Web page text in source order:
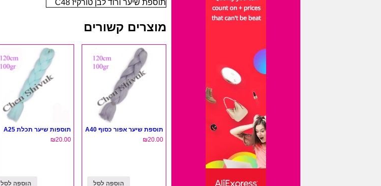
תוספת שיער ורוד לבן טורקיז C48
מוצרים קשורים
תוספת שיער אפור כסוף A40
₪20.00
הוספה לסל
תוספות שיער תכלת A25
₪20.00
הוספה לסל